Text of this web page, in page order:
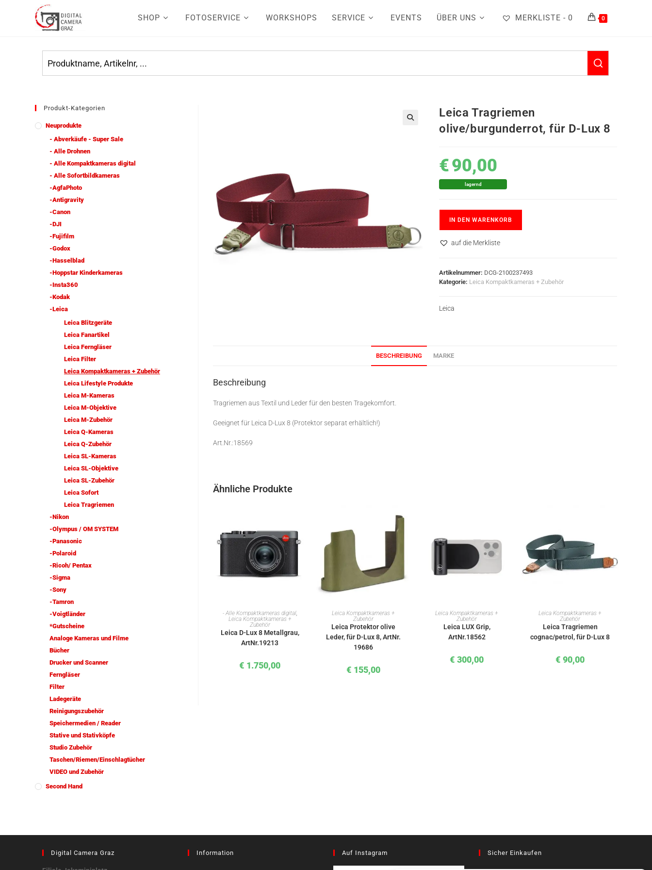
SHOP FOTOSERVICE WORKSHOPS SERVICE EVENTS ÜBER UNS MERKLISTE - 0 0
Leica Tragriemen
olive/burgunderrot, für D-Lux 8
€90,00
lagernd
IN DEN WARENKORB
auf die Merkliste
Artikelnummer: DCG-2100237493
Kategorie: Leica Kompaktkameras + Zubehör
Leica
BESCHREIBUNG MARKE
Beschreibung
Tragriemen aus Textil und Leder für den besten Tragekomfort.
Geeignet für Leica D-Lux 8 (Protektor separat erhältlich!)
Art.Nr.:18569
Ähnliche Produkte
IN DEN WARENKORB
- Alle Kompaktkameras digital,
Leica Kompaktkameras +
Zubehör
Leica D-Lux 8 Metallgrau,
ArtNr.19213
€ 1.750,00
IN DEN WARENKORB
Leica Kompaktkameras +
Zubehör
Leica Protektor olive
Leder, für D-Lux 8, ArtNr.
19686
€ 155,00
IN DEN WARENKORB
Leica Kompaktkameras +
Zubehör
Leica LUX Grip,
ArtNr.18562
€ 300,00
IN DEN WARENKORB
Leica Kompaktkameras +
Zubehör
Leica Tragriemen
cognac/petrol, für D-Lux 8
€ 90,00
Produkt-Kategorien
Neuprodukte
- Abverkäufe - Super Sale
- Alle Drohnen
- Alle Kompaktkameras digital
- Alle Sofortbildkameras
-AgfaPhoto
-Antigravity
-Canon
-DJI
-Fujifilm
-Godox
-Hasselblad
-Hoppstar Kinderkameras
-Insta360
-Kodak
-Leica
Leica Blitzgeräte
Leica Fanartikel
Leica Ferngläser
Leica Filter
Leica Kompaktkameras + Zubehör
Leica Lifestyle Produkte
Leica M-Kameras
Leica M-Objektive
Leica M-Zubehör
Leica Q-Kameras
Leica Q-Zubehör
Leica SL-Kameras
Leica SL-Objektive
Leica SL-Zubehör
Leica Sofort
Leica Tragriemen
-Nikon
-Olympus / OM SYSTEM
-Panasonic
-Polaroid
-Ricoh/ Pentax
-Sigma
-Sony
-Tamron
-Voigtländer
*Gutscheine
Analoge Kameras und Filme
Bücher
Drucker und Scanner
Ferngläser
Filter
Ladegeräte
Reinigungszubehör
Speichermedien / Reader
Stative und Stativköpfe
Studio Zubehör
Taschen/Riemen/Einschlagtücher
VIDEO und Zubehör
Second Hand
Digital Camera Graz Information Auf Instagram Sicher Einkaufen